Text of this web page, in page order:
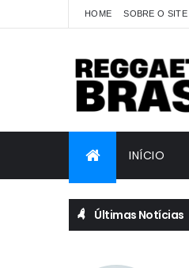
HOME SOBRE O SITE
INÍCIO
Últimas Notícias